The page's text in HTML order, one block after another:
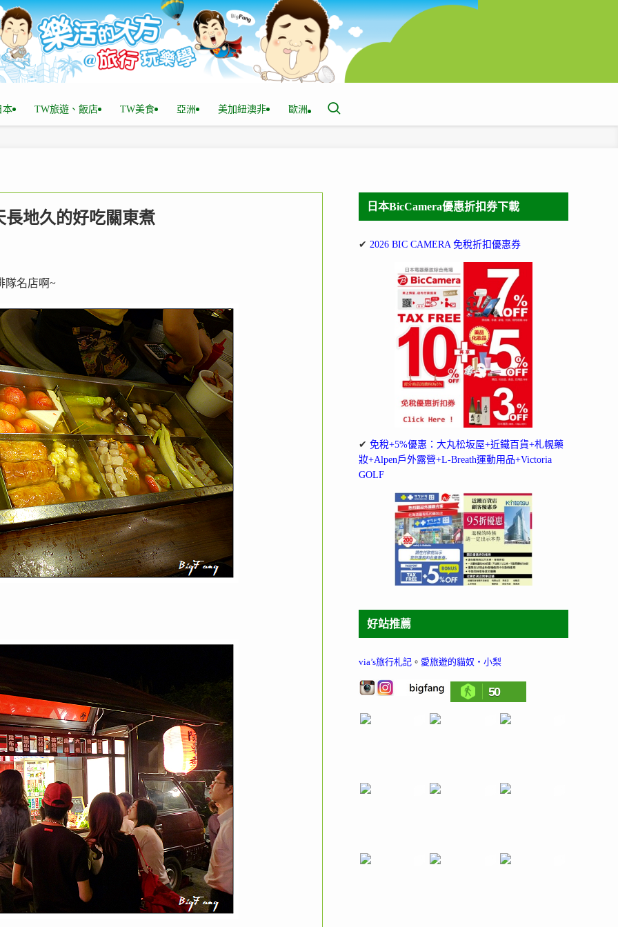
本 TW旅遊、飯店 TW美食 亞洲 美加紐澳非 歐洲
長地久的好吃關東煮
隊名店啊~
日本BicCamera優惠折扣券下載
✔ 2026 BIC CAMERA 免稅折扣優惠券
✔ 免稅+5%優惠：大丸松坂屋+近鐵百貨+札幌藥
妝+Alpen戶外露營+L-Breath運動用品+Victoria
GOLF
好站推薦
via’s旅行札記 。 愛旅遊的貓奴‧小梨
50